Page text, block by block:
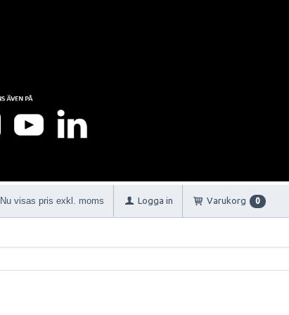
Nu visas pris exkl. moms Logga in Varukorg 0